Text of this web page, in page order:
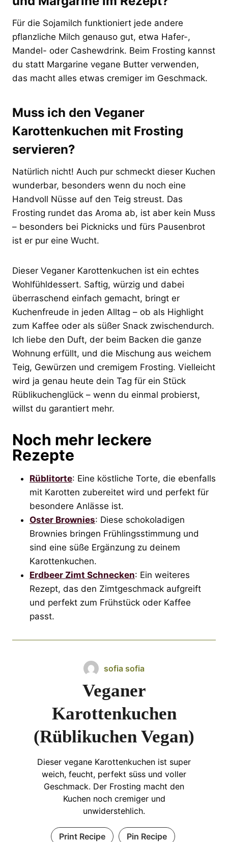
Für die Sojamilch funktioniert jede andere
pflanzliche Milch genauso gut, etwa Hafer-,
Mandel- oder Cashewdrink. Beim Frosting kannst
du statt Margarine vegane Butter verwenden,
das macht alles etwas cremiger im Geschmack.
Muss ich den Veganer
Karottenkuchen mit Frosting
servieren?
Natürlich nicht! Auch pur schmeckt dieser Kuchen
wunderbar, besonders wenn du noch eine
Handvoll Nüsse auf den Teig streust. Das
Frosting rundet das Aroma ab, ist aber kein Muss
– besonders bei Picknicks und fürs Pausenbrot
ist er pur eine Wucht.
Dieser Veganer Karottenkuchen ist ein echtes
Wohlfühldessert. Saftig, würzig und dabei
überraschend einfach gemacht, bringt er
Kuchenfreude in jeden Alltag – ob als Highlight
zum Kaffee oder als süßer Snack zwischendurch.
Ich liebe den Duft, der beim Backen die ganze
Wohnung erfüllt, und die Mischung aus weichem
Teig, Gewürzen und cremigem Frosting. Vielleicht
wird ja genau heute dein Tag für ein Stück
Rüblikuchenglück – wenn du einmal probierst,
willst du garantiert mehr.
Noch mehr leckere
Rezepte
Rüblitorte: Eine köstliche Torte, die ebenfalls
mit Karotten zubereitet wird und perfekt für
besondere Anlässe ist.
Oster Brownies: Diese schokoladigen
Brownies bringen Frühlingsstimmung und
sind eine süße Ergänzung zu deinem
Karottenkuchen.
Erdbeer Zimt Schnecken: Ein weiteres
Rezept, das den Zimtgeschmack aufgreift
und perfekt zum Frühstück oder Kaffee
passt.
sofia sofia
Veganer
Karottenkuchen
(Rüblikuchen Vegan)
Dieser vegane Karottenkuchen ist super
weich, feucht, perfekt süss und voller
Geschmack. Der Frosting macht den
Kuchen noch cremiger und
unwiderstehlich.
Print Recipe Pin Recipe